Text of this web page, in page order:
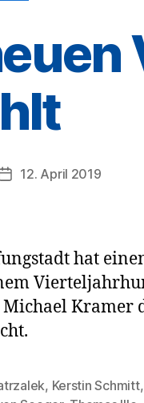
Veröffentlichungsdatum
12. April 2019
hat
Kramer
, Kerstin Schmitt,